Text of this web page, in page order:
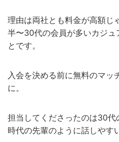
理由は両社とも料金が高額じ
半〜30代の会員が多いカジュ
とです。
入会を決める前に無料のマッ
に。
担当してくださったのは30
時代の先輩のように話しやす